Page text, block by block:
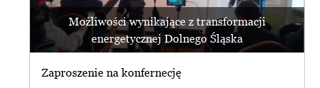
Możliwości wynikające z transformacji
energetycznej Dolnego Śląska
Zaproszenie na konfernecję